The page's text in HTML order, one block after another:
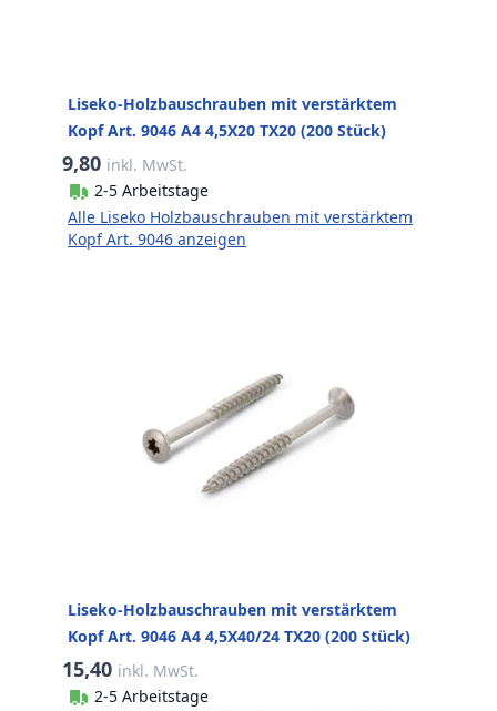
Liseko-Holzbauschrauben mit verstärktem
Kopf Art. 9046 A4 4,5X20 TX20 (200 Stück)
9,80 inkl. MwSt.
2-5 Arbeitstage
Alle Liseko Holzbauschrauben mit verstärktem
Kopf Art. 9046 anzeigen
Liseko-Holzbauschrauben mit verstärktem
Kopf Art. 9046 A4 4,5X40/24 TX20 (200 Stück)
15,40 inkl. MwSt.
2-5 Arbeitstage